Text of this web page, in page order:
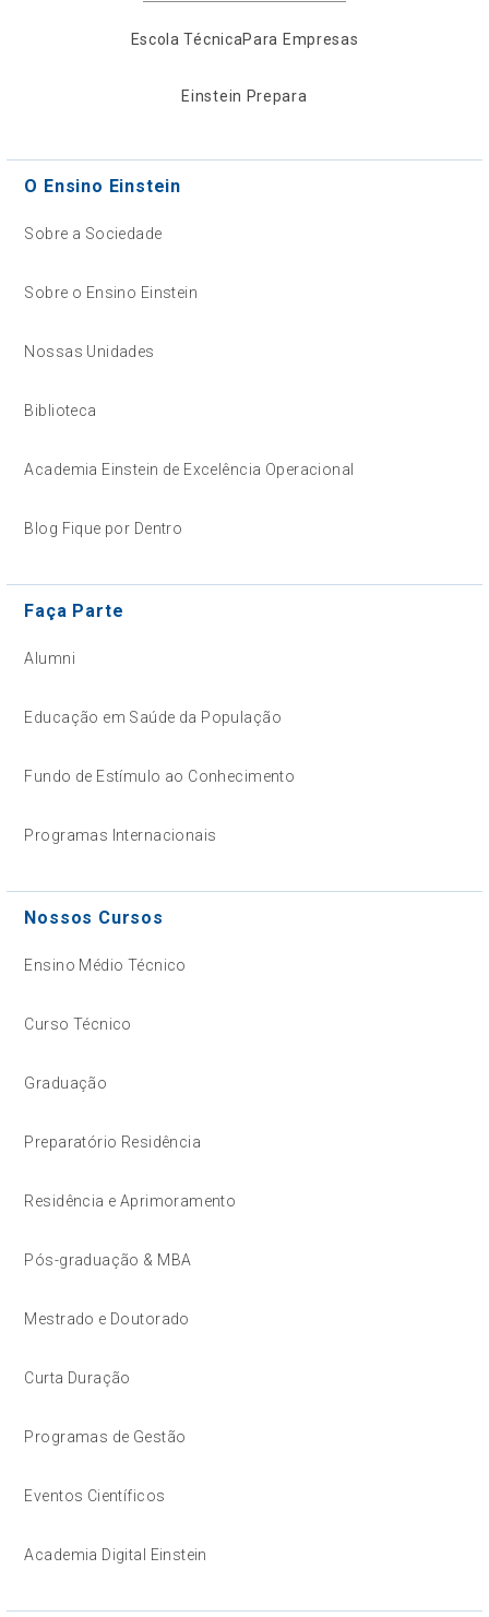
Escola TécnicaPara Empresas
Einstein Prepara
O Ensino Einstein
Sobre a Sociedade
Sobre o Ensino Einstein
Nossas Unidades
Biblioteca
Academia Einstein de Excelência Operacional
Blog Fique por Dentro
Faça Parte
Alumni
Educação em Saúde da População
Fundo de Estímulo ao Conhecimento
Programas Internacionais
Nossos Cursos
Ensino Médio Técnico
Curso Técnico
Graduação
Preparatório Residência
Residência e Aprimoramento
Pós-graduação & MBA
Mestrado e Doutorado
Curta Duração
Programas de Gestão
Eventos Científicos
Academia Digital Einstein